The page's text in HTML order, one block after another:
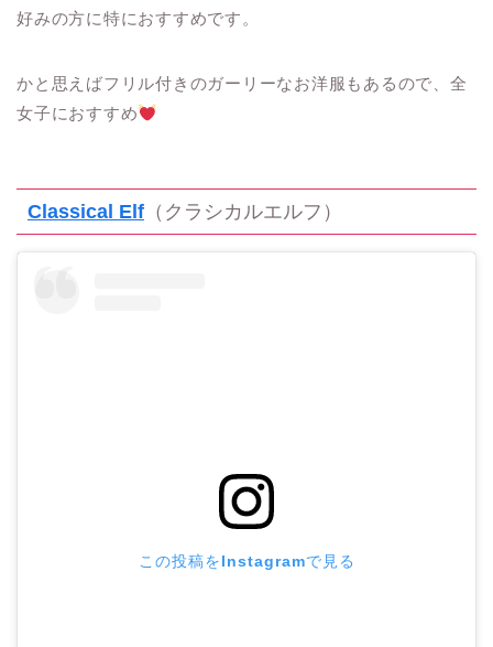
好みの方に特におすすめです。
かと思えばフリル付きのガーリーなお洋服もあるので、全
女子におすすめ
Classical Elf （クラシカルエルフ）
この投稿をInstagramで見る